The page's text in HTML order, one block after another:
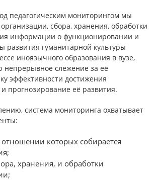
педагогическим мониторингом мы
сбора, хранения, обработки
информации о функционировании и
развития гуманитарной культуры
иноязычного образования в вузе,
слежение за её
эффективности достижения
прогнозирование её развития.
система мониторинга охватывает
которых собирается
хранения, и обработки